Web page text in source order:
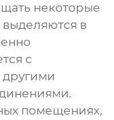
некоторые
в
с
помещениях,